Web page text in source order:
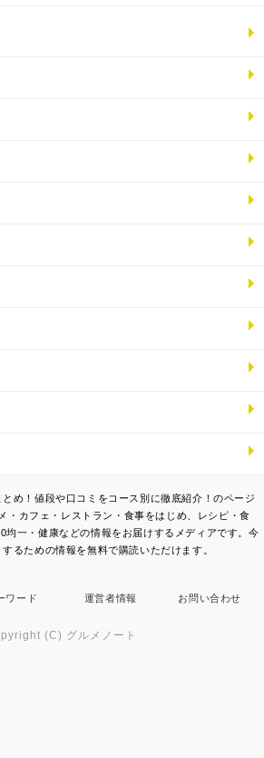
め！値段や口コミをコース別に徹底紹介！のページ
・カフェ・レストラン・食事をはじめ、レシピ・食
均一・健康などの情報をお届けするメディアです。今
るための情報を無料で購読いただけます。
ワード 運営者情報 お問い合わせ
(C) グルメノート